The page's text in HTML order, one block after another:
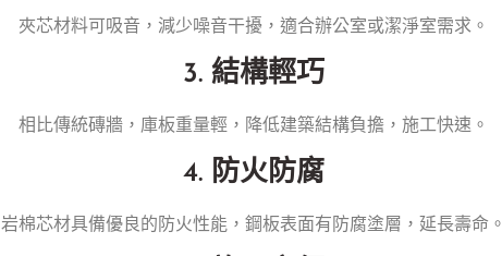
夾芯材料可吸音，減少噪音干擾，適合辦公室或潔淨室需求。
3. 結構輕巧
相比傳統磚牆，庫板重量輕，降低建築結構負擔，施工快速。
4. 防火防腐
岩棉芯材具備優良的防火性能，鋼板表面有防腐塗層，延長壽命。